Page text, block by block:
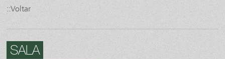
::Voltar
SALA